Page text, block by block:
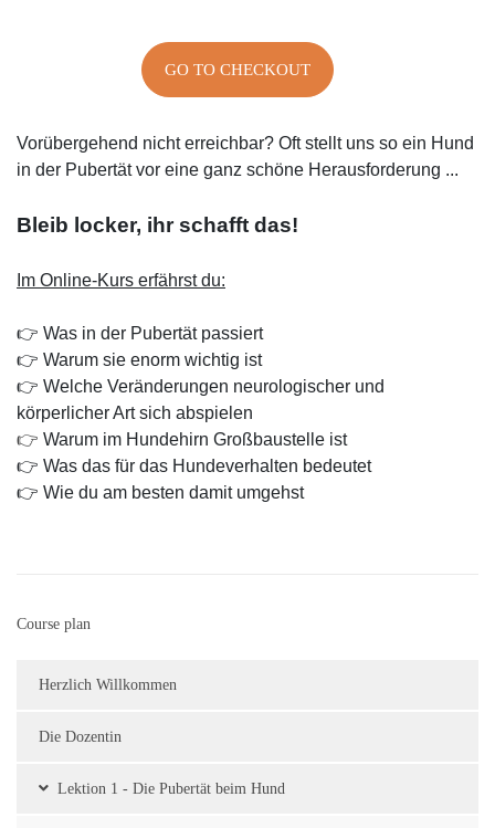
GO TO CHECKOUT
Vorübergehend nicht erreichbar? Oft stellt uns so ein Hund
in der Pubertät vor eine ganz schöne Herausforderung ...
Bleib locker, ihr schafft das!
Im Online-Kurs erfährst du:
👉 Was in der Pubertät passiert
👉 Warum sie enorm wichtig ist
👉 Welche Veränderungen neurologischer und
körperlicher Art sich abspielen
👉 Warum im Hundehirn Großbaustelle ist
👉 Was das für das Hundeverhalten bedeutet
👉 Wie du am besten damit umgehst
Course plan
Herzlich Willkommen
Die Dozentin
Lektion 1 - Die Pubertät beim Hund